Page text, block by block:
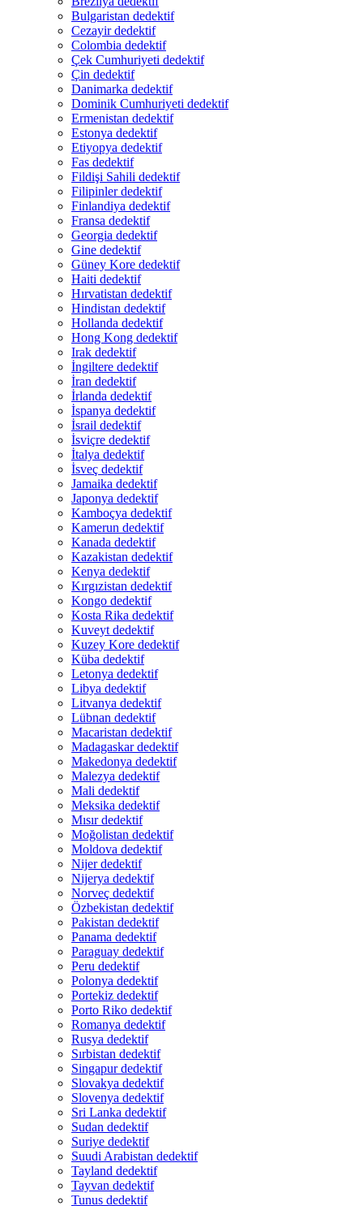
Bulgaristan dedektif
Cezayir dedektif
Colombia dedektif
Çek Cumhuriyeti dedektif
Çin dedektif
Danimarka dedektif
Dominik Cumhuriyeti dedektif
Ermenistan dedektif
Estonya dedektif
Etiyopya dedektif
Fas dedektif
Fildişi Sahili dedektif
Filipinler dedektif
Finlandiya dedektif
Fransa dedektif
Georgia dedektif
Gine dedektif
Güney Kore dedektif
Haiti dedektif
Hırvatistan dedektif
Hindistan dedektif
Hollanda dedektif
Hong Kong dedektif
Irak dedektif
İngiltere dedektif
İran dedektif
İrlanda dedektif
İspanya dedektif
İsrail dedektif
İsviçre dedektif
İtalya dedektif
İsveç dedektif
Jamaika dedektif
Japonya dedektif
Kamboçya dedektif
Kamerun dedektif
Kanada dedektif
Kazakistan dedektif
Kenya dedektif
Kırgızistan dedektif
Kongo dedektif
Kosta Rika dedektif
Kuveyt dedektif
Kuzey Kore dedektif
Küba dedektif
Letonya dedektif
Libya dedektif
Litvanya dedektif
Lübnan dedektif
Macaristan dedektif
Madagaskar dedektif
Makedonya dedektif
Malezya dedektif
Mali dedektif
Meksika dedektif
Mısır dedektif
Moğolistan dedektif
Moldova dedektif
Nijer dedektif
Nijerya dedektif
Norveç dedektif
Özbekistan dedektif
Pakistan dedektif
Panama dedektif
Paraguay dedektif
Peru dedektif
Polonya dedektif
Portekiz dedektif
Porto Riko dedektif
Romanya dedektif
Rusya dedektif
Sırbistan dedektif
Singapur dedektif
Slovakya dedektif
Slovenya dedektif
Sri Lanka dedektif
Sudan dedektif
Suriye dedektif
Suudi Arabistan dedektif
Tayland dedektif
Tayvan dedektif
Tunus dedektif